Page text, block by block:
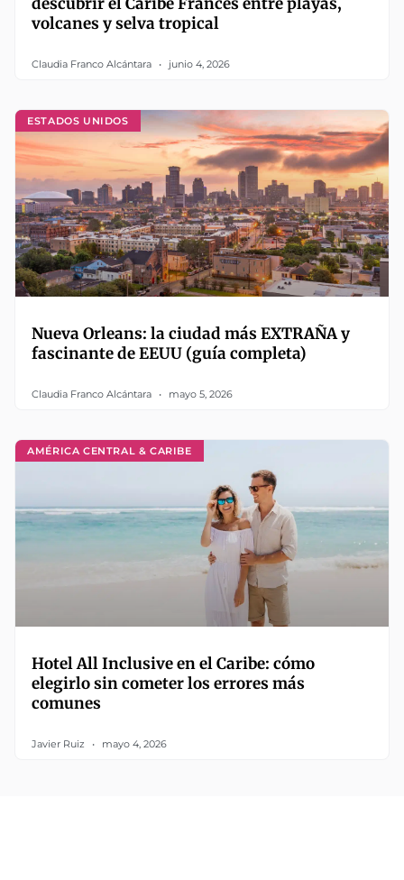
volcanes y selva tropical
Claudia Franco Alcántara junio 4, 2026
ESTADOS UNIDOS
Nueva Orleans: la ciudad más EXTRAÑA y
fascinante de EEUU (guía completa)
Claudia Franco Alcántara mayo 5, 2026
AMÉRICA CENTRAL & CARIBE
Hotel All Inclusive en el Caribe: cómo
elegirlo sin cometer los errores más
comunes
Javier Ruiz mayo 4, 2026